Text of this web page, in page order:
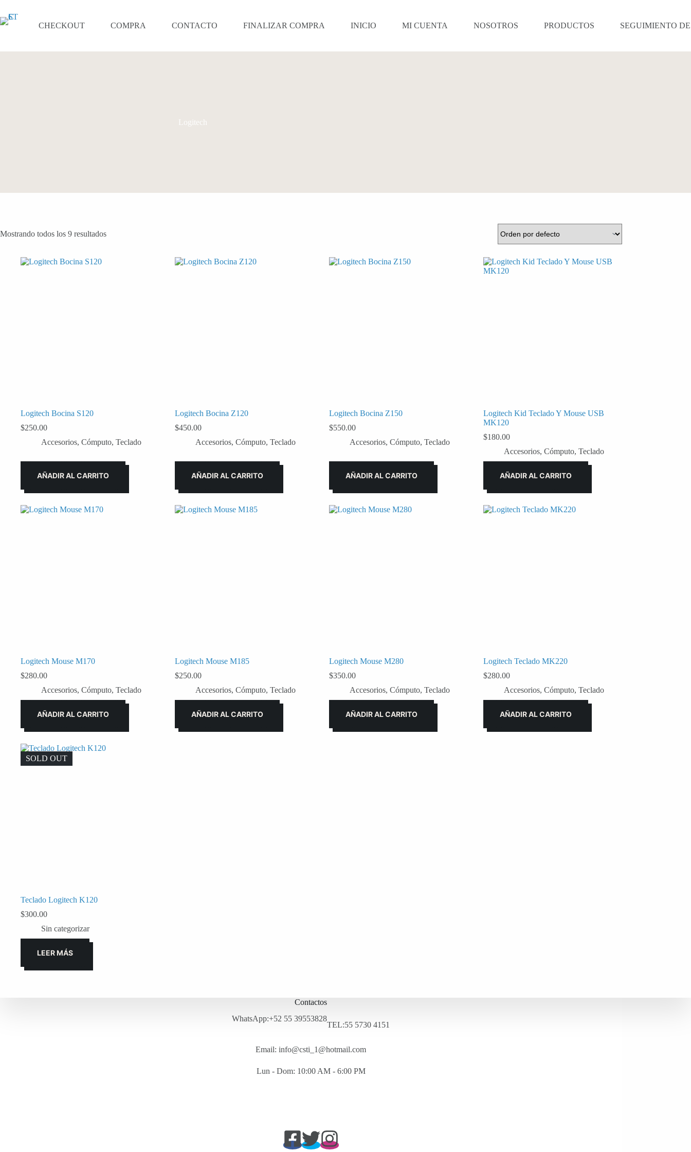
contenido
CHECKOUT COMPRA CONTACTO FINALIZAR COMPRA INICIO MI CUENTA NOSOTROS PRODUCTOS SEGUIMIENTO
Logitech
Mostrando todos los 9 resultados
Logitech Bocina S120
$250.00
Accesorios, Cómputo, Teclado
AÑADIR AL CARRITO
Logitech Bocina Z120
$450.00
Accesorios, Cómputo, Teclado
AÑADIR AL CARRITO
Logitech Bocina Z150
$550.00
Accesorios, Cómputo, Teclado
AÑADIR AL CARRITO
Logitech Kid Teclado Y Mouse USB
MK120
$180.00
Accesorios, Cómputo, Teclado
AÑADIR AL CARRITO
Logitech Mouse M170
$280.00
Accesorios, Cómputo, Teclado
AÑADIR AL CARRITO
Logitech Mouse M185
$250.00
Accesorios, Cómputo, Teclado
AÑADIR AL CARRITO
Logitech Mouse M280
$350.00
Accesorios, Cómputo, Teclado
AÑADIR AL CARRITO
Logitech Teclado MK220
$280.00
Accesorios, Cómputo, Teclado
AÑADIR AL CARRITO
SOLD OUT
Teclado Logitech K120
$300.00
Sin categorizar
LEER MÁS
Contactos
WhatsApp:+52 55 39553828
TEL:55 5730 4151
Email: info@csti_1@hotmail.com
Lun - Dom: 10:00 AM - 6:00 PM